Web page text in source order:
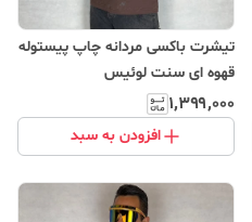
تیشرت باکسی مردانه چاپ پیستوله
قهوه ای سنت لوئیس
۱٬۳۹۹٬۰۰۰
افزودن به سبد